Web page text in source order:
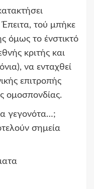
τού μπήκε
όμως το ένστικτό
κριτής και
να ενταχθεί
επιτροπής
ομοσπονδίας.
γεγονότα…;
σημεία